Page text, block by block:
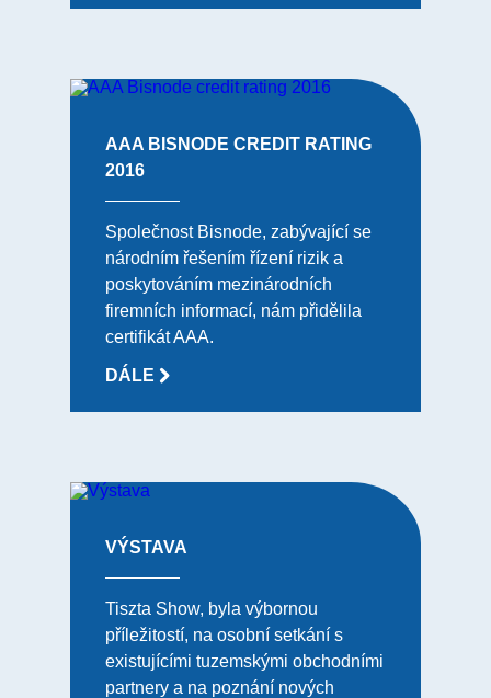
AAA BISNODE CREDIT RATING
2016
Společnost Bisnode, zabývající se
národním řešením řízení rizik a
poskytováním mezinárodních
firemních informací, nám přidělila
certifikát AAA.
DÁLE
VÝSTAVA
Tiszta Show, byla výbornou
příležitostí, na osobní setkání s
existujícími tuzemskými obchodními
partnery a na poznání nových